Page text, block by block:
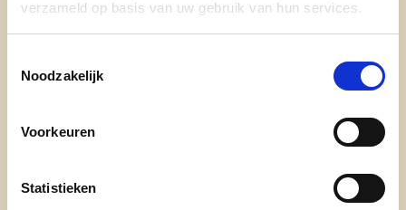
verzameld op basis van uw gebruik van hun services.
Noodzakelijk
Voorkeuren
Statistieken
HEKLA
POLITIE VEILIGHEID
Ontdek